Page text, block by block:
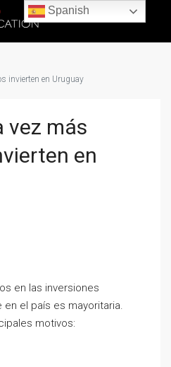
invierten en Uruguay
vez más
en
en las inversiones
el país es mayoritaria.
motivos:
Spanish